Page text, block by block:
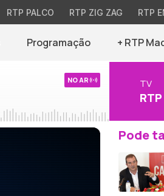
RTP PALCO RTP ZIG ZAG RTP
Programação + RTP
NO AR TV
Pode